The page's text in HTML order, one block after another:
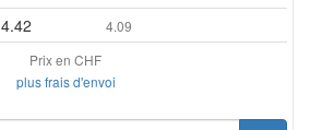
4.42
4.09
Prix en CHF
plus frais d'envoi